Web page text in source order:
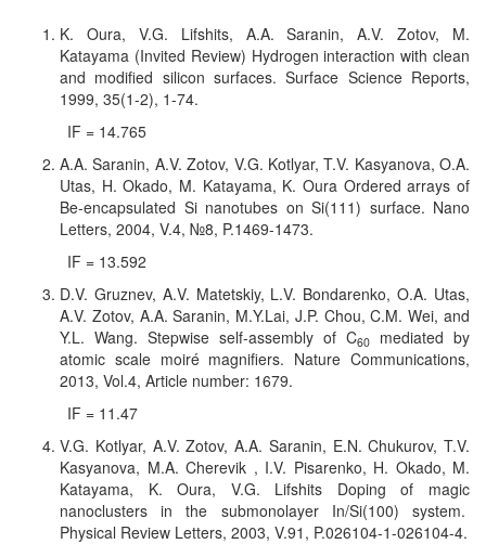
K. Oura, V.G. Lifshits, A.A. Saranin, A.V. Zotov, M.
Katayama (Invited Review) Hydrogen interaction with clean
and modified silicon surfaces. Surface Science Reports,
1999, 35(1-2), 1-74.
IF = 14.765
A.A. Saranin, A.V. Zotov, V.G. Kotlyar, T.V. Kasyanova, O.A.
Utas, H. Okado, M. Katayama, K. Oura Ordered arrays of
Be-encapsulated Si nanotubes on Si(111) surface. Nano
Letters, 2004, V.4, №8, P.1469-1473.
IF = 13.592
D.V. Gruznev, A.V. Matetskiy, L.V. Bondarenko, O.A. Utas,
A.V. Zotov, A.A. Saranin, M.Y.Lai, J.P. Chou, C.M. Wei, and
Y.L. Wang. Stepwise self-assembly of C60
mediated by
atomic scale moiré magnifiers. Nature Communications,
2013, Vol.4, Article number: 1679.
IF = 11.47
V.G. Kotlyar, A.V. Zotov, A.A. Saranin, E.N. Chukurov, T.V.
Kasyanova, M.A. Cherevik , I.V. Pisarenko, H. Okado, M.
Katayama, K. Oura, V.G. Lifshits Doping of magic
nanoclusters in the submonolayer In/Si(100) system.
Physical Review Letters, 2003, V.91, P.026104-1-026104-4.